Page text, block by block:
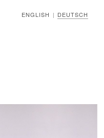
ENGLISH | DEUTSCH